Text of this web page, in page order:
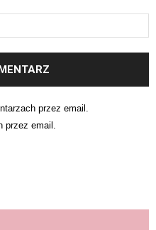
przez email.
przez email.